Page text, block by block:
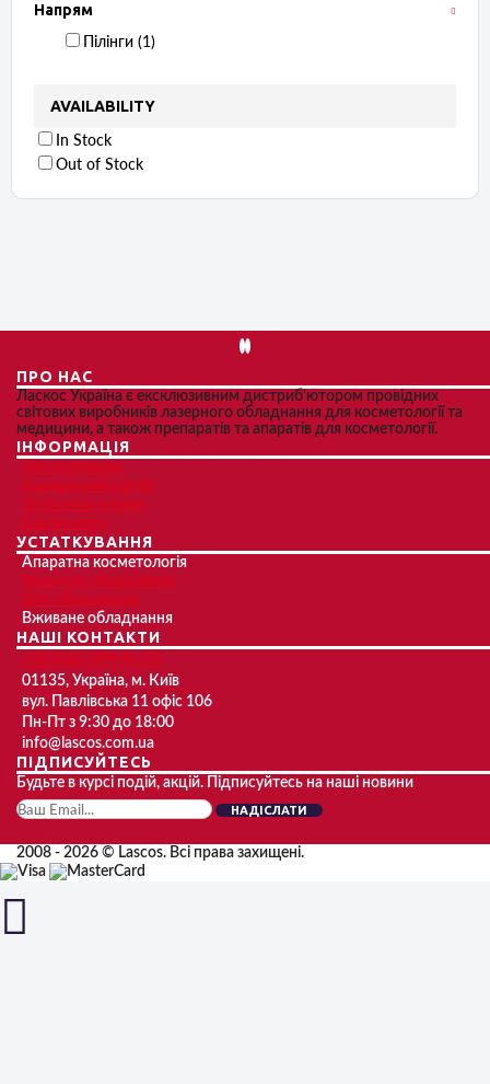
Напрям
Пілінги ‏ (1)
AVAILABILITY
In Stock
Out of Stock
ПРО НАС
Ласкос Україна є ексклюзивним дистриб'ютором провідних
світових виробників лазерного обладнання для косметології та
медицини, а також препаратів та апаратів для косметології.
ІНФОРМАЦІЯ
Про компанію
Навчальний центр
Зв'язатися з нами
Карта сайту
УСТАТКУВАННЯ
Апаратна косметологія
Медичне обладнання
SPA обладнання
Вживане обладнання
НАШІ КОНТАКТИ
+38 (044) 499-96-55
01135, Україна, м. Київ
вул. Павлівська 11 офіс 106
Пн-Пт з 9:30 до 18:00
info@lascos.com.ua
ПІДПИСУЙТЕСЬ
Будьте в курсі подій, акцій. Підписуйтесь на наші новини
НАДІСЛАТИ
2008 - 2026 © Lascos. Всі права захищені.